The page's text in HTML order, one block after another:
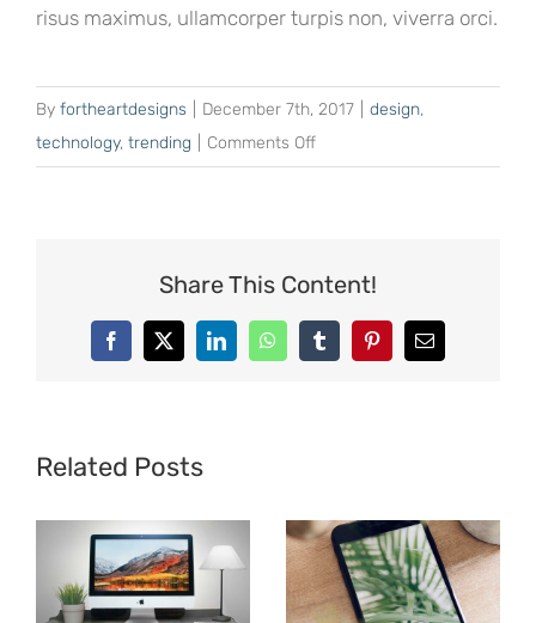
risus maximus, ullamcorper turpis non, viverra orci.
By fortheartdesigns December 7th, 2017 design,
technology, trending Comments Offon
Share This Content!
Facebook
X LinkedInWhatsAppTumblrPinterestEmail
Related Posts